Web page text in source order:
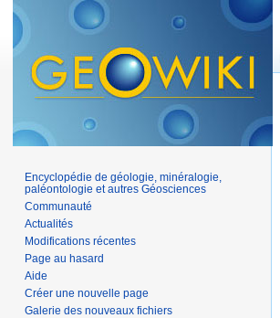
Encyclopédie de géologie, minéralogie,
paléontologie et autres Géosciences
Communauté
Actualités
Modifications récentes
Page au hasard
Aide
Créer une nouvelle page
Galerie des nouveaux fichiers